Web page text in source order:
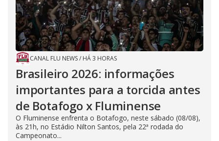
CANAL FLU NEWS/ HÁ 3 HORAS
Brasileiro 2026: informações
importantes para a torcida antes
de Botafogo x Fluminense
O Fluminense enfrenta o Botafogo, neste sábado (08/08),
às 21h, no Estádio Nilton Santos, pela 22ª rodada do
Campeonato...